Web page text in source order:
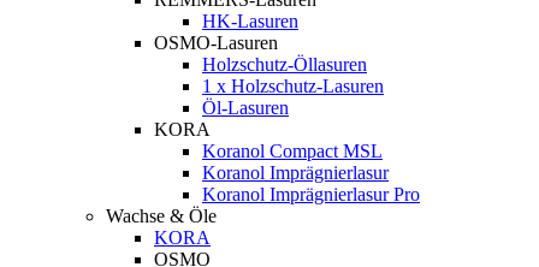
HK-Lasuren
OSMO-Lasuren
Holzschutz-Öllasuren
1 x Holzschutz-Lasuren
Öl-Lasuren
KORA
Koranol Compact MSL
Koranol Imprägnierlasur
Koranol Imprägnierlasur Pro
Wachse & Öle
KORA
OSMO